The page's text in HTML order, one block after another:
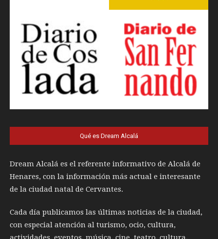
Qué es Dream Alcalá
Dream Alcalá es el referente informativo de Alcalá de
Henares, con la información más actual e interesante
de la ciudad natal de Cervantes.
Cada día publicamos las últimas noticias de la ciudad,
con especial atención al turismo, ocio, cultura,